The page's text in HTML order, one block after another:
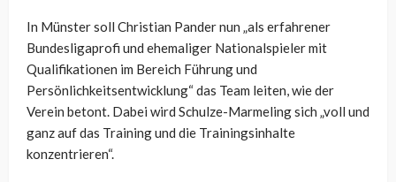
In Münster soll Christian Pander nun „als erfahrener
Bundesligaprofi und ehemaliger Nationalspieler mit
Qualifikationen im Bereich Führung und
Persönlichkeitsentwicklung“ das Team leiten, wie der
Verein betont. Dabei wird Schulze-Marmeling sich „voll und
ganz auf das Training und die Trainingsinhalte
konzentrieren“.